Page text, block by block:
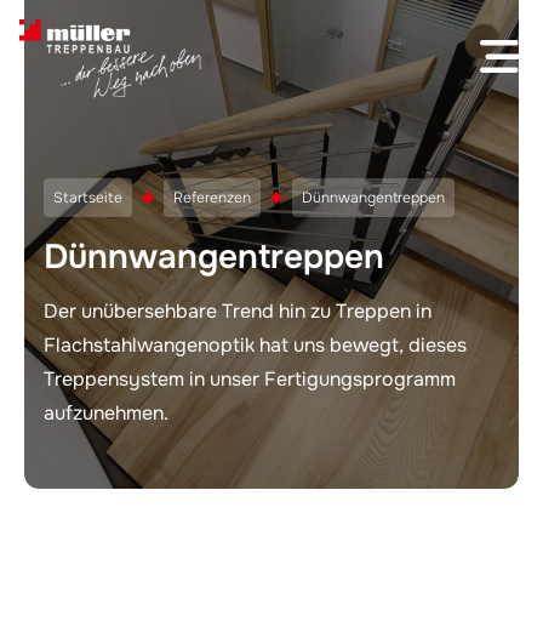
Startseite Referenzen Dünnwangentreppen
Dünnwangentreppen
Der unübersehbare Trend hin zu Treppen in
Flachstahlwangenoptik hat uns bewegt, dieses
Treppen­system in unser Fertigungspro­gramm
aufzunehmen.